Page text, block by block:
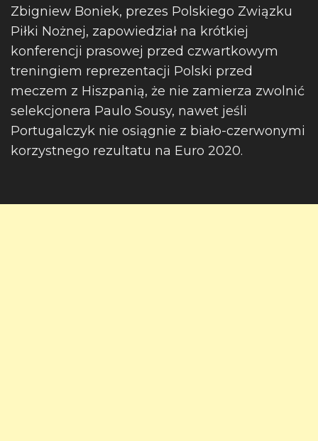
Zbigniew Boniek, prezes Polskiego Związku
Piłki Nożnej, zapowiedział na krótkiej
konferencji prasowej przed czwartkowym
treningiem reprezentacji Polski przed
meczem z Hiszpanią, że nie zamierza zwolnić
selekcjonera Paulo Sousy, nawet jeśli
Portugalczyk nie osiągnie z biało-czerwonymi
korzystnego rezultatu na Euro 2020.